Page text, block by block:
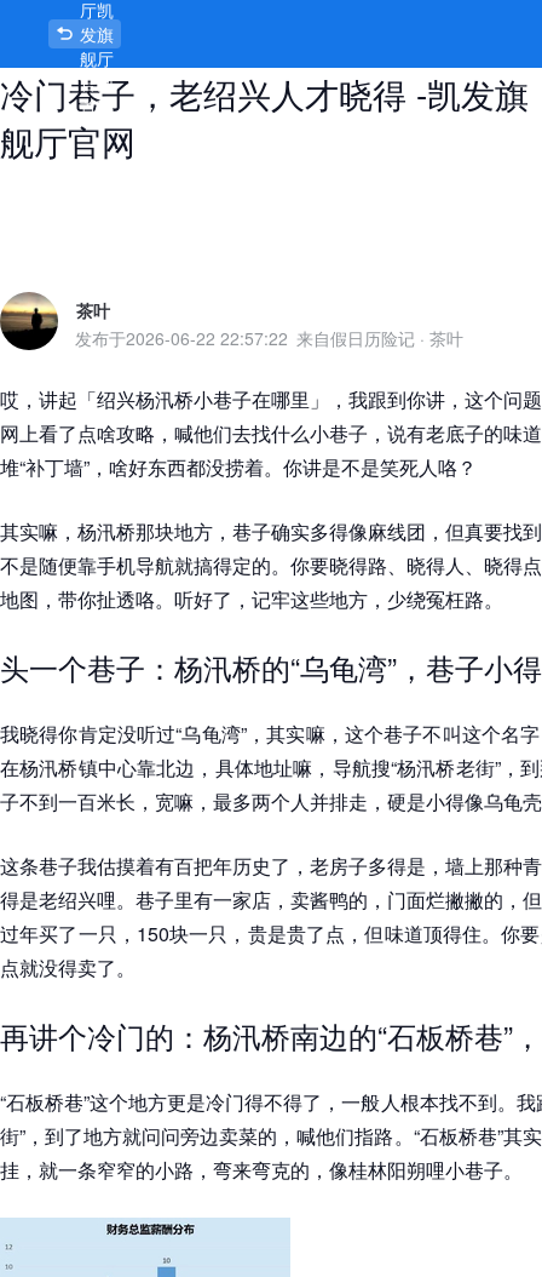
绍兴杨汛桥小巷子在哪里？讲起这些
冷门巷子，老绍兴人才晓得 -凯发旗
舰厅官网
厅凯
发旗
舰厅
官网
首页
茶叶
发布于2026-06-22 22:57:22 来自假日历险记 · 茶叶
哎，讲起「绍兴杨汛桥小巷子在哪里」，我跟到你讲，这个问
网上看了点啥攻略，喊他们去找什么小巷子，说有老底子的味
堆“补丁墙”，啥好东西都没捞着。你讲是不是笑死人咯？
其实嘛，杨汛桥那块地方，巷子确实多得像麻线团，但真要找
不是随便靠手机导航就搞得定的。你要晓得路、晓得人、晓得
地图，带你扯透咯。听好了，记牢这些地方，少绕冤枉路。
头一个巷子：杨汛桥的“乌龟湾”，巷子小
我晓得你肯定没听过“乌龟湾”，其实嘛，这个巷子不叫这个名
在杨汛桥镇中心靠北边，具体地址嘛，导航搜“杨汛桥老街”，
子不到一百米长，宽嘛，最多两个人并排走，硬是小得像乌龟
这条巷子我估摸着有百把年历史了，老房子多得是，墙上那种
得是老绍兴哩。巷子里有一家店，卖酱鸭的，门面烂撇撇的，
过年买了一只，150块一只，贵是贵了点，但味道顶得住。你
点就没得卖了。
再讲个冷门的：杨汛桥南边的“石板桥巷”
“石板桥巷”这个地方更是冷门得不得了，一般人根本找不到。
街”，到了地方就问问旁边卖菜的，喊他们指路。“石板桥巷”其
挂，就一条窄窄的小路，弯来弯克的，像桂林阳朔哩小巷子。